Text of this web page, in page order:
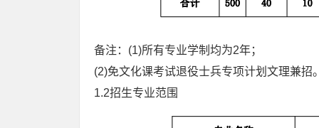
备注：(1)所有专业学制均为2年；
(2)免文化课考试退役士兵专项计划文理兼招
1.2招生专业范围